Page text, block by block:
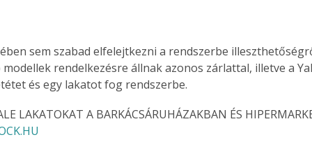
az
Old
Együtt jobban megéri!
Bővebb információ itt!
Együtt jobban megéri! A
könyvek tetszőleges
sem szabad elfelejtkezni a rendszerbe
rendelkezésre állnak azonos zárlattal, illetve a
és egy lakatot fog rendszerbe.
LAKATOKAT A BARKÁCSÁRUHÁZAKBAN ÉS